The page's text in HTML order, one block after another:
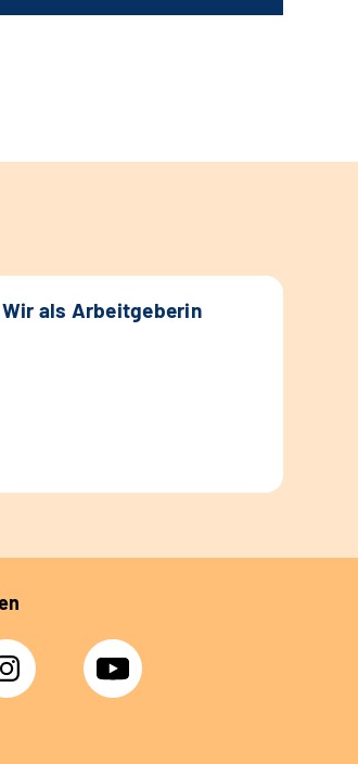
Wir als Arbeitgeberin
YouTube